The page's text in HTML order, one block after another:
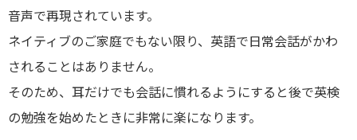
音声で再現されています。
ネイティブのご家庭でもない限り、英語で日常会話がかわ
されることはありません。
そのため、耳だけでも会話に慣れるようにすると後で英検
の勉強を始めたときに非常に楽になります。